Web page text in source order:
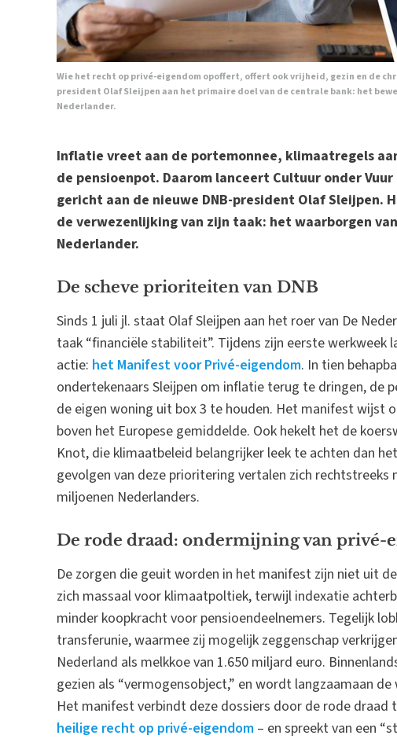
Wie het recht op privé-eigendom opoffert, offert ook vrijheid, gezin en de
president Olaf Sleijpen aan het primaire doel van de centrale bank: het
Nederlander.
Inflatie vreet aan de portemonnee, klimaatregels
de pensioenpot. Daarom lanceert Cultuur onder
gericht aan de nieuwe DNB-president Olaf Sleijpen.
de verwezenlijking van zijn taak: het waarborgen
Nederlander.
De scheve prioriteiten van DNB
Sinds 1 juli jl. staat Olaf Sleijpen aan het roer van De
taak “financiële stabiliteit”. Tijdens zijn eerste werkweek
actie: het Manifest voor Privé-eigendom. In tien
ondertekenaars Sleijpen om inflatie terug te dringen, de
de eigen woning uit box 3 te houden. Het manifest wijst
boven het Europese gemiddelde. Ook hekelt het de
Knot, die klimaatbeleid belangrijker leek te achten dan
gevolgen van deze prioritering vertalen zich rechtstreeks
miljoenen Nederlanders.
De rode draad: ondermijning van privé-
De zorgen die geuit worden in het manifest zijn niet uit
zich massaal voor klimaatpoltiek, terwijl indexatie
minder koopkracht voor pensioendeelnemers. Tegelijk
transferunie, waarmee zij mogelijk zeggenschap
Nederland als melkkoe van 1.650 miljard euro.
gezien als “vermogensobject,” en wordt langzaamaan
Het manifest verbindt deze dossiers door de rode draad
heilige recht op privé-eigendom – en spreekt van een